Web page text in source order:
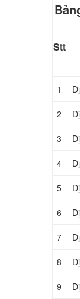
Stt
1
2
3
4
5
6
7
8
9